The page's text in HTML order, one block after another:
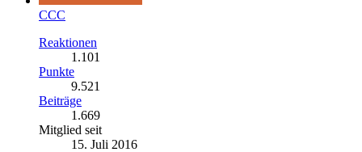
CCC
Reaktionen
1.101
Punkte
9.521
Beiträge
1.669
Mitglied seit
15. Juli 2016